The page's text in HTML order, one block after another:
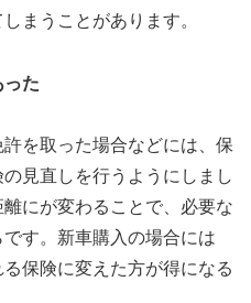
まうことがあります。
た
を取った場合などには、保
見直しを行うようにしまし
にが変わることで、必要な
す。新車購入の場合には
保険に変えた方が得になる